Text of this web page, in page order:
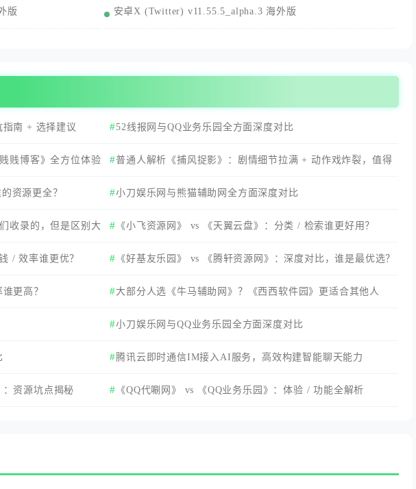
版 安卓X (Twitter) v11.55.5_alpha.3 海外版
指南 + 选择建议 52线报网与QQ业务乐园全方面深度对比
贱博客》全方位体验 普通人解析《捕风捉影》：剧情细节拉满 + 动作戏炸裂，值得
看吗？全维度测评
资源更全？ 小刀娱乐网与熊猫辅助网全方面深度对比
收录的，但是区别大 《小飞资源网》 vs 《天翼云盘》：分类 / 检索谁更好用？
/ 效率谁更优？ 《好基友乐园‌》 vs 《腾轩资源网》：深度对比，谁是最优选？
更高？ 大部分人选《牛马辅助网》？《西西软件园》更适合其他人
小刀娱乐网与QQ业务乐园全方面深度对比
腾讯云即时通信IM接入AI服务，高效构建智能聊天能力
资源坑点揭秘 《QQ代唰网》 vs 《QQ业务乐园》：体验 / 功能全解析